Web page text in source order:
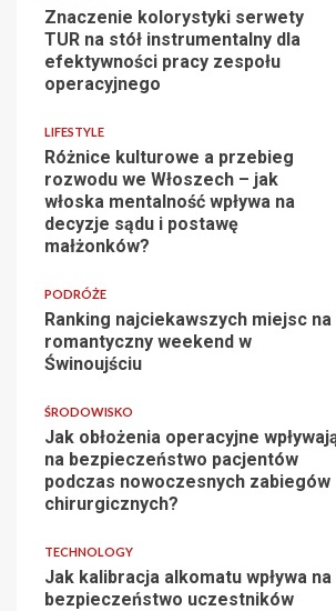
Znaczenie kolorystyki serwety
TUR na stół instrumentalny dla
efektywności pracy zespołu
operacyjnego
LIFESTYLE
Różnice kulturowe a przebieg
rozwodu we Włoszech – jak
włoska mentalność wpływa na
decyzje sądu i postawę
małżonków?
PODRÓŻE
Ranking najciekawszych miejsc na
romantyczny weekend w
Świnoujściu
ŚRODOWISKO
Jak obłożenia operacyjne
na bezpieczeństwo pacjentów
podczas nowoczesnych zabiegów
chirurgicznych?
TECHNOLOGY
Jak kalibracja alkomatu wpływa na
bezpieczeństwo uczestników